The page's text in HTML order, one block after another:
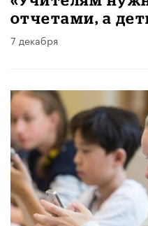
отчетами, а
7 декабря